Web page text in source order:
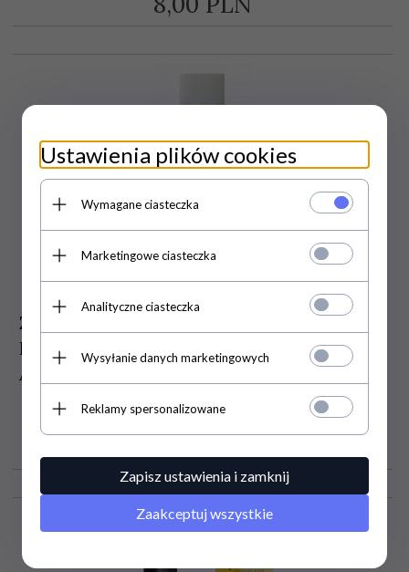
Ziołowy Olejek do Włosów,
Intensywnie Regenerujący, Keshawa,
APEIRON
Ustawienia plików cookies
Wymagane ciasteczka
Marketingowe ciasteczka
Analityczne ciasteczka
Wysyłanie danych marketingowych
Reklamy spersonalizowane
Zapisz ustawienia i zamknij
Zaakceptuj wszystkie